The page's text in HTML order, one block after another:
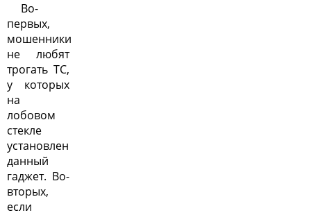
Во-
первых,
мошенники
не любят
трогать ТС,
у которых
на
лобовом
стекле
установлен
данный
гаджет. Во-
вторых,
если